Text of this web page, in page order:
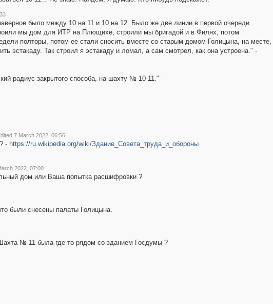
было между 10 на 11 и 10 на 12. Было же две линии в первой очереди.
мы дом для ИТР на Плющихе, строили мы бригадой и в Филях, потом
полторы, потом ее стали сносить вместе со старым домом Голицына, на месте,
эстакаду. Так строил я эстакаду и ломал, а сам смотрел, как она устроена." -
радиус закрытого способа, на шахту № 10-11." -
7 March 2022, 06:56
- https://ru.wikipedia.org/wiki/Здание_Совета_труда_и_обороны
2022, 07:00
дом или Ваша попытка расшифровки ?
были снесены палаты Голицына.
№ 11 была где-то рядом со зданием Госдумы ?